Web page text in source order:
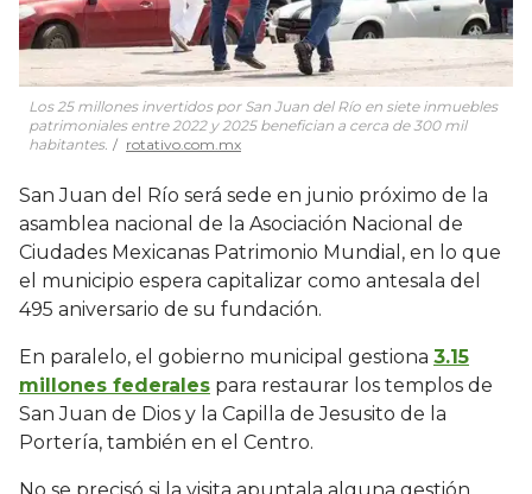
Los 25 millones invertidos por San Juan del Río en siete inmuebles
patrimoniales entre 2022 y 2025 benefician a cerca de 300 mil
habitantes.
rotativo.com.mx
San Juan del Río será sede en junio próximo de la
asamblea nacional de la Asociación Nacional de
Ciudades Mexicanas Patrimonio Mundial, en lo que
el municipio espera capitalizar como antesala del
495 aniversario de su fundación.
En paralelo, el gobierno municipal gestiona 3.15
millones federales para restaurar los templos de
San Juan de Dios y la Capilla de Jesusito de la
Portería, también en el Centro.